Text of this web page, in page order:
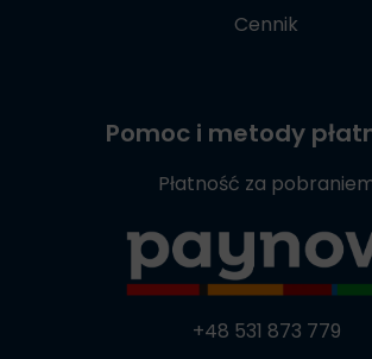
Cennik
Pomoc i metody
Płatność za
+48 531 873 779